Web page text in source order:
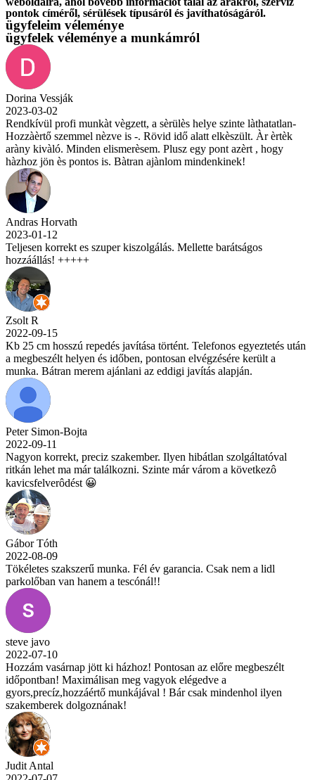
pontok címéről, sérülések típusáról és javíthatóságáról.
ügyfeleim véleménye
ügyfelek véleménye a munkámról
Dorina Vessják
2023-03-02
Rendkívül profi munkàt vègzett, a sèrülès helye szinte làthatatlan-
Hozzàèrtő szemmel nèzve is -. Rövid idő alatt elkèszült. Àr èrtèk
aràny kivàló. Minden elismerèsem. Plusz egy pont azèrt , hogy
hàzhoz jön ès pontos is. Bàtran ajànlom mindenkinek!
Andras Horvath
2023-01-12
Teljesen korrekt es szuper kiszolgálás. Mellette barátságos
hozzáállás! +++++
Zsolt R
2022-09-15
Kb 25 cm hosszú repedés javítása történt. Telefonos egyeztetés után
a megbeszélt helyen és időben, pontosan elvégzésére került a
munka. Bátran merem ajánlani az eddigi javítás alapján.
Peter Simon-Bojta
2022-09-11
Nagyon korrekt, preciz szakember. Ilyen hibátlan szolgáltatóval
ritkán lehet ma már találkozni. Szinte már várom a következô
kavicsfelverôdést 😀
Gábor Tóth
2022-08-09
Tökéletes szakszerű munka. Fél év garancia. Csak nem a lidl
parkolőban van hanem a tescónál!!
steve javo
2022-07-10
Hozzám vasárnap jött ki házhoz! Pontosan az előre megbeszélt
időpontban! Maximálisan meg vagyok elégedve a
gyors,precíz,hozzáértő munkájával ! Bár csak mindenhol ilyen
szakemberek dolgoznának!
Judit Antal